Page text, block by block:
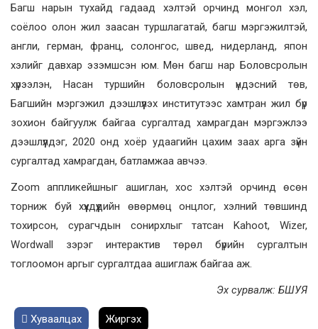
Багш нарын тухайд гадаад хэлтэй орчинд монгол хэл,
соёлоо олон жил заасан туршлагатай, багш мэргэжилтэй,
англи, герман, франц, солонгос, швед, нидерланд, япон
хэлийг давхар эзэмшсэн юм. Мөн багш нар Боловсролын
хүрээлэн, Насан туршийн боловсролын үндэсний төв,
Багшийн мэргэжил дээшлүүлэх институтээс хамтран жил бүр
зохион байгуулж байгаа сургалтад хамрагдан мэргэжлээ
дээшлүүлдэг, 2020 онд хоёр удаагийн цахим заах арга зүйн
сургалтад хамрагдан, батламжаа авчээ.
Zoom аппликейшныг ашиглан, хос хэлтэй орчинд өсөн
торниж буй хүүхдүүдийн өвөрмөц онцлог, хэлний төвшинд
тохирсон, сурагчдын сонирхлыг татсан Kahoot, Wizer,
Wordwall зэрэг интерактив төрөл бүрийн сургалтын
тоглоомон аргыг сургалтдаа ашиглаж байгаа аж.
Эх сурвалж: БШУЯ
Хуваалцах Жиргэх